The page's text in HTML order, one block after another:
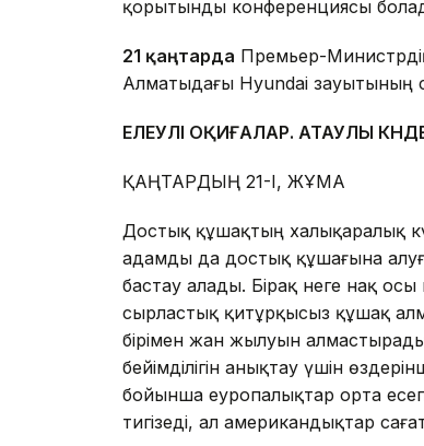
қорытынды конференциясы
21 қаңтарда Премьер-
Алматыдағы Hyundai зауытының
ЕЛЕУЛІ ОҚИҒАЛАР. АТАУЛЫ
ҚАҢТАРДЫҢ 21-І, ЖҰМА
Достық құшақтың халықаралық
адамды да достық құшағына
бастау алады. Бірақ неге нақ осы
сырластық қитұрқысыз құшақ
бірімен жан жылуын
бейімділігін анықтау үшін
бойынша еуропалықтар орта
тигізеді, ал американдықтар